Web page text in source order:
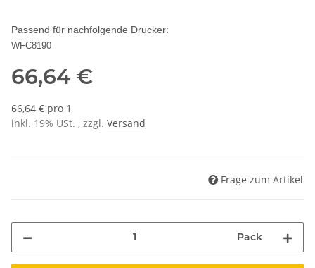
Passend für nachfolgende Drucker:
WFC8190
66,64 €
66,64 € pro 1
inkl. 19% USt. , zzgl. Versand
Frage zum Artikel
Pack